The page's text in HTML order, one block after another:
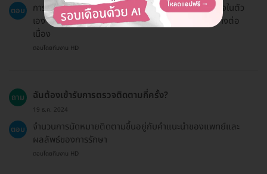
ตอบ
การรักษาผมร่วงช่วยปรับปรุงคุณภาพชีวิตและความมั่นใจในตัว
เอง โดยเฉพาะสำหรับผู้ที่มีปัญหาผมบางหรือผมร่วงอย่างต่อ
เนื่อง
ตอบโดยทีมงาน HD
ถาม ฉันต้องเข้ารับการตรวจติดตามกี่ครั้ง?
19 ธ.ค. 2024
ตอบ
จำนวนการนัดหมายติดตามขึ้นอยู่กับคำแนะนำของแพทย์และ
ผลลัพธ์ของการรักษา
ตอบโดยทีมงาน HD